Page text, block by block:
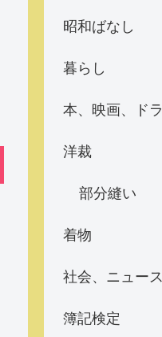
昭和ばなし
暮らし
本、映画、ド
洋裁
部分縫い
着物
社会、ニュース
簿記検定